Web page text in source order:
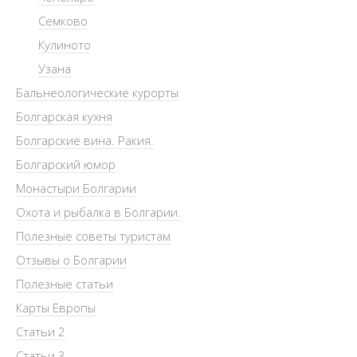
Семково
Кулиното
Узана
Бальнеологические курорты
Болгарская кухня
Болгарские вина. Ракия.
Болгарский юмор
Монастыри Болгарии
Охота и рыбалка в Болгарии.
Полезные советы туристам
Отзывы о Болгарии
Полезные статьи
Карты Европы
Статьи 2